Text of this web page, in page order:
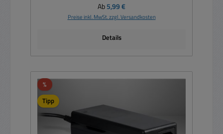
Regulärer Preis:
Ab5,99 €
Preise inkl. MwSt. zzgl. Versandkosten
Details
%Rabatt
Tipp